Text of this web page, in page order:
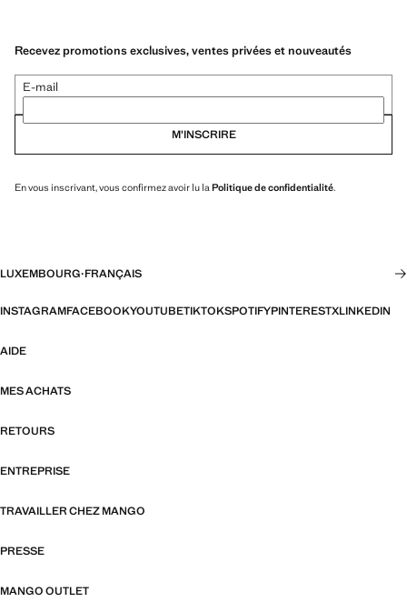
Recevez promotions exclusives, ventes privées et nouveautés
E-mail
M’INSCRIRE
En vous inscrivant, vous confirmez avoir lu la Politique de confidentialité.
LUXEMBOURG·FRANÇAIS
INSTAGRAMFACEBOOKYOUTUBETIKTOKSPOTIFYPINTERESTXLINKEDIN
AIDE
MES ACHATS
RETOURS
ENTREPRISE
TRAVAILLER CHEZ MANGO
PRESSE
MANGO OUTLET